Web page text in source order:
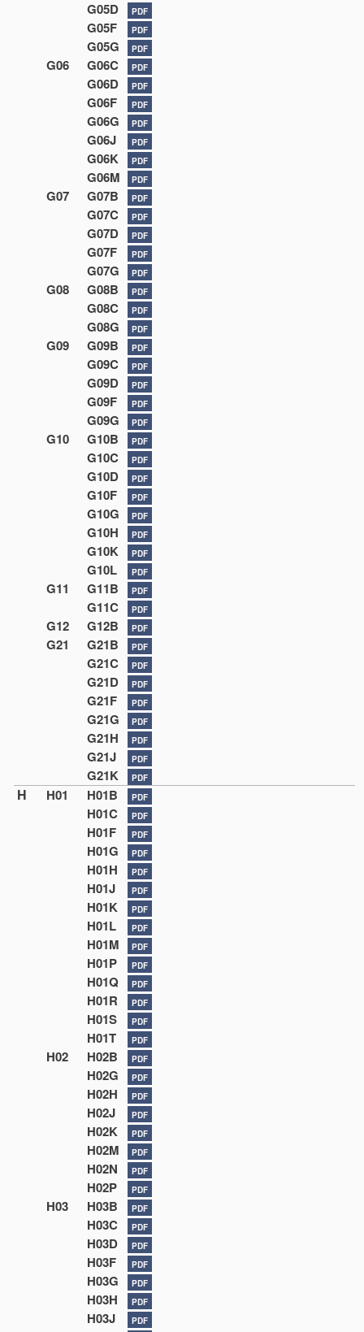
G05D PDF
G05F PDF
G05G PDF
G06 G06C PDF
G06D PDF
G06F PDF
G06G PDF
G06J PDF
G06K PDF
G06M PDF
G07 G07B PDF
G07C PDF
G07D PDF
G07F PDF
G07G PDF
G08 G08B PDF
G08C PDF
G08G PDF
G09 G09B PDF
G09C PDF
G09D PDF
G09F PDF
G09G PDF
G10 G10B PDF
G10C PDF
G10D PDF
G10F PDF
G10G PDF
G10H PDF
G10K PDF
G10L PDF
G11 G11B PDF
G11C PDF
G12 G12B PDF
G21 G21B PDF
G21C PDF
G21D PDF
G21F PDF
G21G PDF
G21H PDF
G21J PDF
G21K PDF
H H01 H01B PDF
H01C PDF
H01F PDF
H01G PDF
H01H PDF
H01J PDF
H01K PDF
H01L PDF
H01M PDF
H01P PDF
H01Q PDF
H01R PDF
H01S PDF
H01T PDF
H02 H02B PDF
H02G PDF
H02H PDF
H02J PDF
H02K PDF
H02M PDF
H02N PDF
H02P PDF
H03 H03B PDF
H03C PDF
H03D PDF
H03F PDF
H03G PDF
H03H PDF
H03J PDF